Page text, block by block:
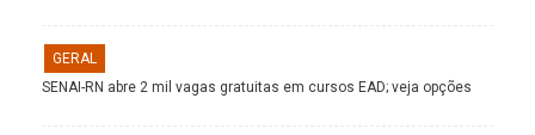
GERAL
SENAI-RN abre 2 mil vagas gratuitas em cursos EAD; veja opções